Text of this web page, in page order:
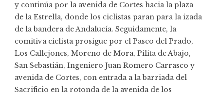
y continúa por la avenida de Cortes hacia la plaza
de la Estrella, donde los ciclistas paran para la izada
de la bandera de Andalucía. Seguidamente, la
comitiva ciclista prosigue por el Paseo del Prado,
Los Callejones, Moreno de Mora, Pilita de Abajo,
San Sebastián, Ingeniero Juan Romero Carrasco y
avenida de Cortes, con entrada a la barriada del
Sacrificio en la rotonda de la avenida de los